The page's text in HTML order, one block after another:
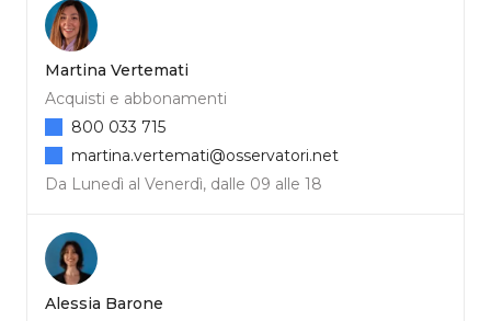
Martina Vertemati
Acquisti e abbonamenti
Da Lunedì al Venerdì, dalle 09 alle 18
800 033 715
martina.vertemati@osservatori.net
Alessia Barone